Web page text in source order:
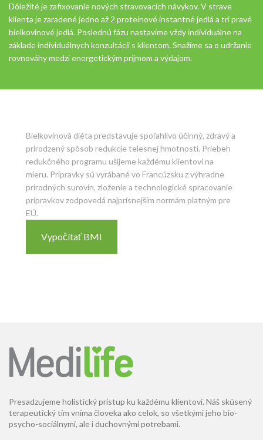
Dôležité je zafixovanie nových stravovacích návykov. V strave
klienta je zaradené jedno až 2 proteínové instantné jedlá a tri pravé
bielkovinové jedlá. Poslednú fázu nastavíme vždy individuálne na
základe individuálnych konzultácii s klientom. Snažíme sa o udržanie
rovnováhy medzi energetickým príjmom a výdajom.
Bielkovinová diéta predstavuje spoľahlivo účinný, zdravý a
prirodzený spôsob redukcie telesnej hmotnosti. Priebeh
redukčného programu ušijeme každému klientovi na
mieru. Prípravky sú vyrábané vo Francúzsku z výhradne
prírodných surovín, zloženie a technologické spracovanie
prípravkov zodpovedá najprísnejším normám platným pre
EÚ.
Vypočítať BMI
Presadzujeme holistický prístup ku každému klientovi. Náš skúsený
terapeutický tím vníma človeka ako celok, so všetkými jeho bio-
psycho-sociálnymi, ale i duchovnými potrebami.